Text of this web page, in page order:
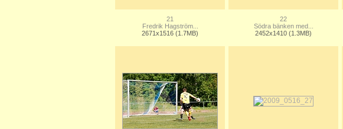
21
Fredrik Hagström...
2671x1516 (1.7MB)
22
Södra bänken med...
2452x1410 (1.3MB)